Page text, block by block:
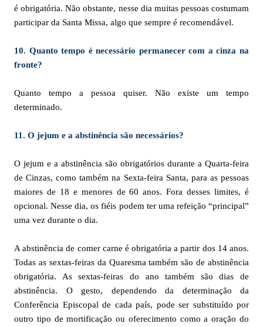
é obrigatória. Não obstante, nesse dia muitas pessoas costumam
participar da Santa Missa, algo que sempre é recomendável.
10. Quanto tempo é necessário permanecer com a cinza na
fronte?
Quanto tempo a pessoa quiser. Não existe um tempo
determinado.
11. O jejum e a abstinência são necessários?
O jejum e a abstinência são obrigatórios durante a Quarta-feira
de Cinzas, como também na Sexta-feira Santa, para as pessoas
maiores de 18 e menores de 60 anos. Fora desses limites, é
opcional. Nesse dia, os fiéis podem ter uma refeição “principal”
uma vez durante o dia.
A abstinência de comer carne é obrigatória a partir dos 14 anos.
Todas as sextas-feiras da Quaresma também são de abstinência
obrigatória. As sextas-feiras do ano também são dias de
abstinência. O gesto, dependendo da determinação da
Conferência Episcopal de cada país, pode ser substituído por
outro tipo de mortificação ou oferecimento como a oração do